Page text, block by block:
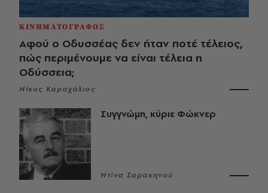
ΚΙΝΗΜΑΤΟΓΡΑΦΟΣ
Αφού ο Οδυσσέας δεν ήταν ποτέ τέλειος,
πώς περιμένουμε να είναι τέλεια η
Οδύσσεια;
Νίκος Καραχάλιος
Συγγνώμη, κύριε Φώκνερ
Ντίνα Σαρακηνού